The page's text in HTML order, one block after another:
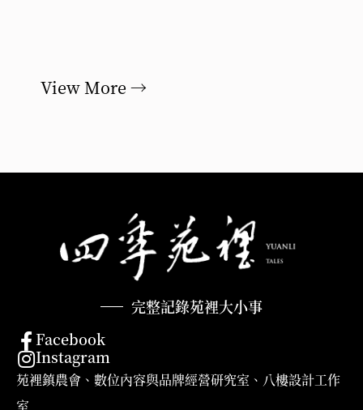
View More →
完整記錄苑裡大小事
Facebook
Instagram
苑裡鎮農會、數位內容與品牌經營研究室、八樓設計工作
室